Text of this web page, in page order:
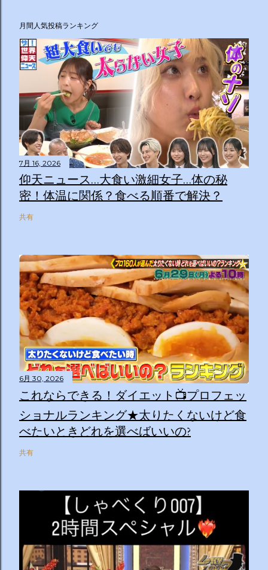
月間人気投稿ランキング
7月 16, 2026
仰天ニュース…大食い激細女子…体の秘
密！体温に関係？食べる順番で解決？
共有
6月 30, 2026
これならできる！ダイエット📺プロフェッ
ショナルランキング★太りたくないけど食
べたいときどれを選べばいいの?
共有